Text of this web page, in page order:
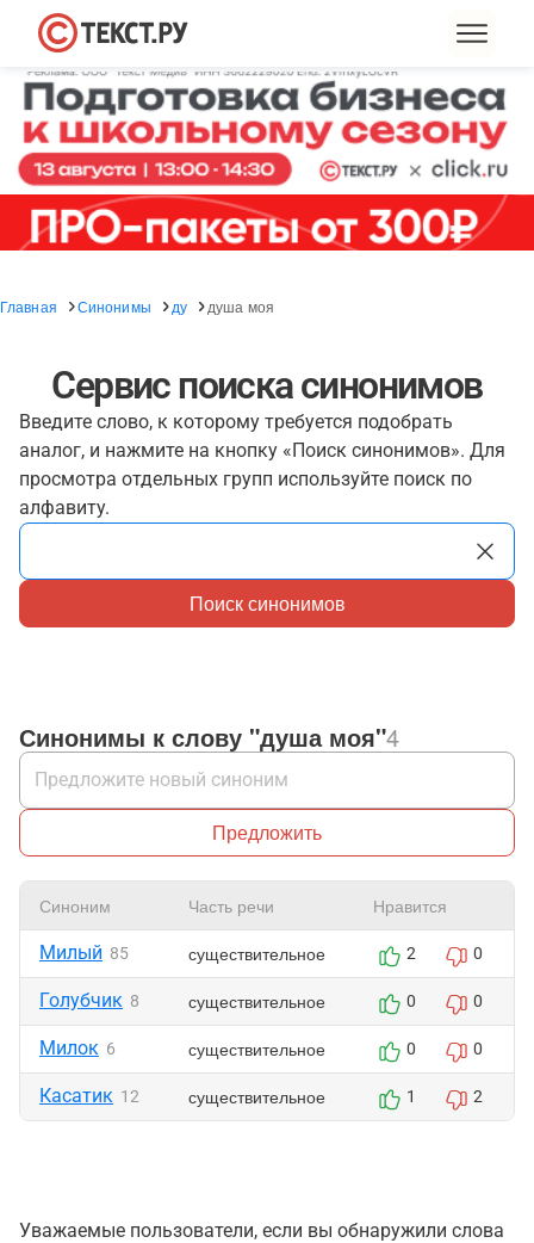
Главная Синонимы ду душа моя
Сервис поиска синонимов
Введите слово, к которому требуется подобрать
аналог, и нажмите на кнопку «Поиск синонимов». Для
просмотра отдельных групп используйте поиск по
алфавиту.
Поиск синонимов
Синонимы к слову "душа моя"4
Предложить
Синоним Часть речи Нравится
Милый 85 существительное 2 0
Голубчик 8 существительное 0 0
Милок 6 существительное 0 0
Касатик 12 существительное 1 2
Уважаемые пользователи, если вы обнаружили слова